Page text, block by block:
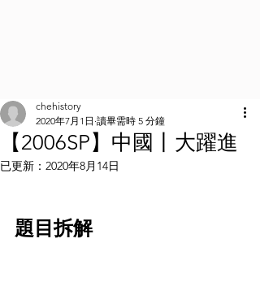
【2006SP】中國丨大躍進
chehistory
2020年7月1日 讀畢需時 5 分鐘
已更新： 2020年8月14日
題目拆解